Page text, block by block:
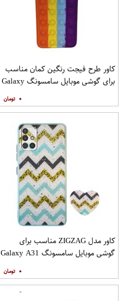
کاور طرح فیجت رنگین کمان مناسب
برای گوشی موبایل سامسونگ Galaxy
۰
کاور مدل ZIGZAG مناسب برای
گوشی موبایل سامسونگ Galaxy A31
۰